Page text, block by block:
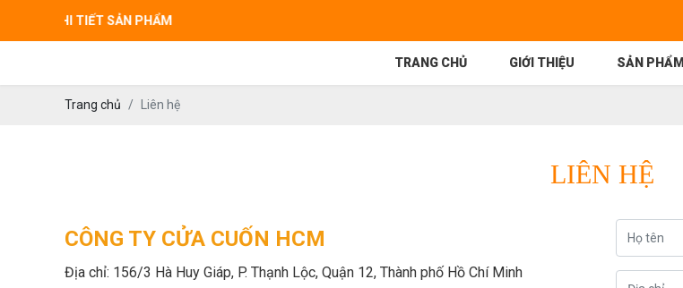
TIẾT SẢN PHẨM
TRANG CHỦ GIỚI THIỆU SẢN PHẨM
Trang chủ Liên hệ
LIÊN HỆ
CÔNG TY CỬA CUỐN HCM
Địa chỉ: 156/3 Hà Huy Giáp, P. Thạnh Lộc, Quận 12, Thành phố Hồ Chí Minh